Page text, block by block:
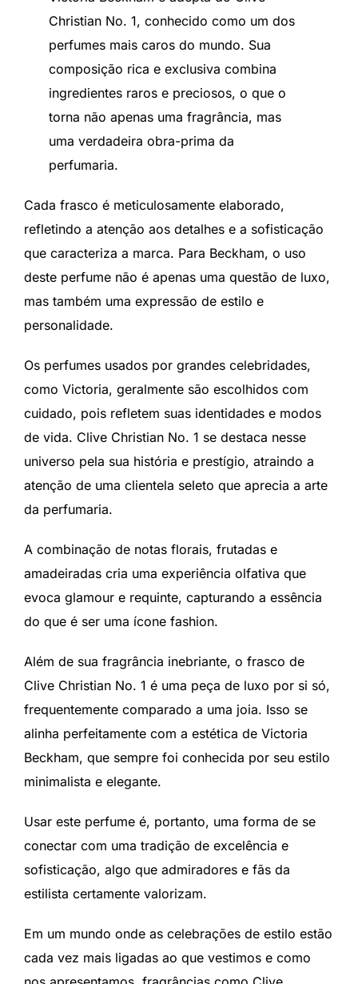
Christian No. 1, conhecido como um dos
perfumes mais caros do mundo. Sua
composição rica e exclusiva combina
ingredientes raros e preciosos, o que o
torna não apenas uma fragrância, mas
uma verdadeira obra-prima da
perfumaria.
Cada frasco é meticulosamente elaborado,
refletindo a atenção aos detalhes e a sofisticação
que caracteriza a marca. Para Beckham, o uso
deste perfume não é apenas uma questão de luxo,
mas também uma expressão de estilo e
personalidade.
Os perfumes usados por grandes celebridades,
como Victoria, geralmente são escolhidos com
cuidado, pois refletem suas identidades e modos
de vida. Clive Christian No. 1 se destaca nesse
universo pela sua história e prestígio, atraindo a
atenção de uma clientela seleto que aprecia a arte
da perfumaria.
A combinação de notas florais, frutadas e
amadeiradas cria uma experiência olfativa que
evoca glamour e requinte, capturando a essência
do que é ser uma ícone fashion.
Além de sua fragrância inebriante, o frasco de
Clive Christian No. 1 é uma peça de luxo por si só,
frequentemente comparado a uma joia. Isso se
alinha perfeitamente com a estética de Victoria
Beckham, que sempre foi conhecida por seu estilo
minimalista e elegante.
Usar este perfume é, portanto, uma forma de se
conectar com uma tradição de excelência e
sofisticação, algo que admiradores e fãs da
estilista certamente valorizam.
Em um mundo onde as celebrações de estilo estão
cada vez mais ligadas ao que vestimos e como